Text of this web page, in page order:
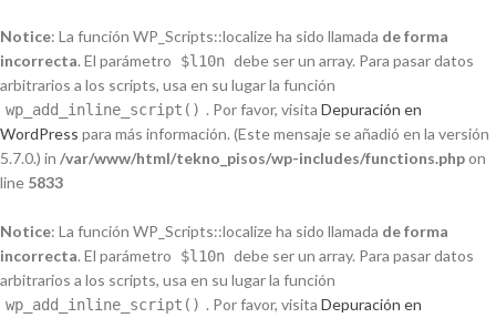
Notice: La función WP_Scripts::localize ha sido llamada de forma
incorrecta. El parámetro $l10n debe ser un array. Para pasar datos
arbitrarios a los scripts, usa en su lugar la función
wp_add_inline_script() . Por favor, visita Depuración en
WordPress para más información. (Este mensaje se añadió en la versión
5.7.0.) in /var/www/html/tekno_pisos/wp-includes/functions.phpon
line 5833
Notice: La función WP_Scripts::localize ha sido llamada de forma
incorrecta. El parámetro $l10n debe ser un array. Para pasar datos
arbitrarios a los scripts, usa en su lugar la función
wp_add_inline_script() . Por favor, visita Depuración en